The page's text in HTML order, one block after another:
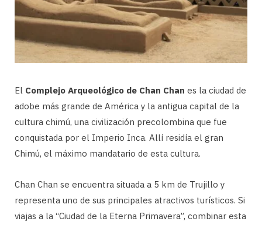
El Complejo Arqueológico de Chan Chan es la ciudad de
adobe más grande de América y la antigua capital de la
cultura chimú, una civilización precolombina que fue
conquistada por el Imperio Inca. Allí residía el gran
Chimú, el máximo mandatario de esta cultura.
Chan Chan se encuentra situada a 5 km de Trujillo y
representa uno de sus principales atractivos turísticos. Si
viajas a la “Ciudad de la Eterna Primavera”, combinar esta